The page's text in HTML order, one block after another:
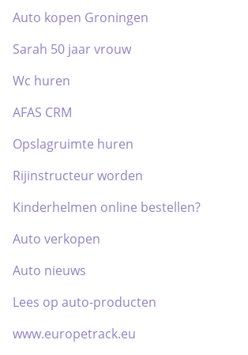
Auto kopen Groningen
Sarah 50 jaar vrouw
Wc huren
AFAS CRM
Opslagruimte huren
Rijinstructeur worden
Kinderhelmen online bestellen?
Auto verkopen
Auto nieuws
Lees op auto-producten
www.europetrack.eu